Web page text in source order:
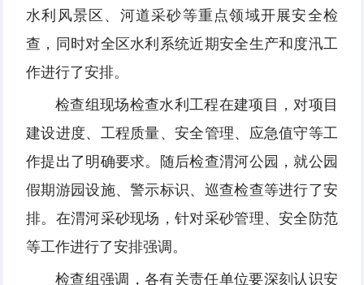
水利风景区、河道采砂等重点领域开展安全检
查，同时对全区水利系统近期安全生产和度汛工
作进行了安排。
检查组现场检查水利工程在建项目，对项目
建设进度、工程质量、安全管理、应急值守等工
作提出了明确要求。随后检查渭河公园，就公园
假期游园设施、警示标识、巡查检查等进行了安
排。在渭河采砂现场，针对采砂管理、安全防范
等工作进行了安排强调。
检查组强调，各有关责任单位要深刻认识安